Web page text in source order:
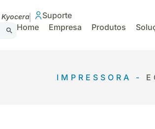
Kyocera
Suporte
Home
Empresa Produtos
IMPRESSORA -